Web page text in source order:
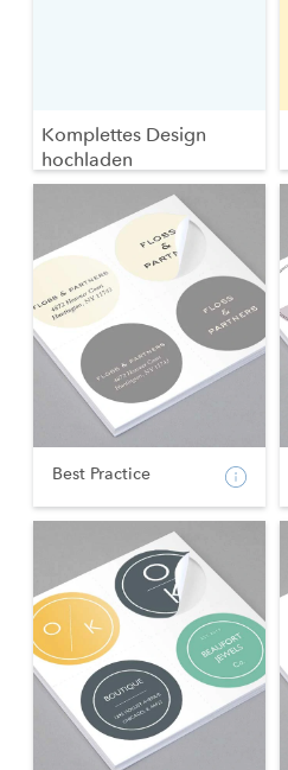
Komplettes Design
hochladen
Best Practice